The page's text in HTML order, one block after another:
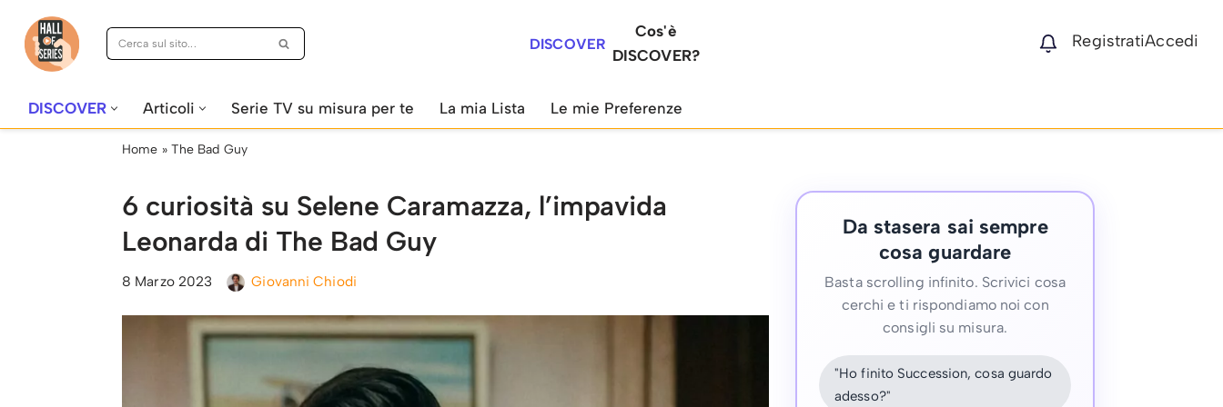
Vai
DISCOVER
Cos'è
DISCOVER?
RegistratiAccedi
DISCOVER Articoli Serie TV su misura per te La mia Lista Le mie Preferenze
Home » The Bad Guy
6 curiosità su Selene Caramazza, l’impavida
Leonarda di The Bad Guy
8 Marzo 2023 Giovanni Chiodi
Da stasera sai sempre
cosa guardare
Basta scrolling infinito. Scrivici cosa
cerchi e ti rispondiamo noi con
consigli su misura.
"Ho finito Succession, cosa guardo
adesso?"